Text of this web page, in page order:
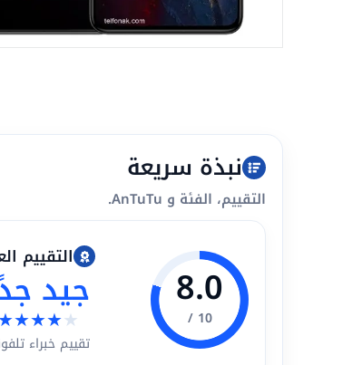
نبذة سريعة
التقييم، الفئة و AnTuTu.
8.0
10 /
التقييم
جيد
★★★★
تقييم خبراء